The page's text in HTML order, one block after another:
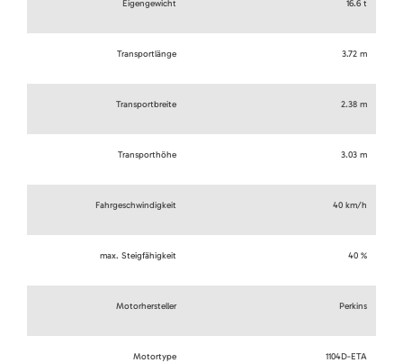
Eigengewicht 16.6 t
Transportlänge 3.72 m
Transportbreite 2.38 m
Transporthöhe 3.03 m
Fahrgeschwindigkeit 40 km/h
max. Steigfähigkeit 40 %
Motorhersteller Perkins
Motortype 1104D-ETA